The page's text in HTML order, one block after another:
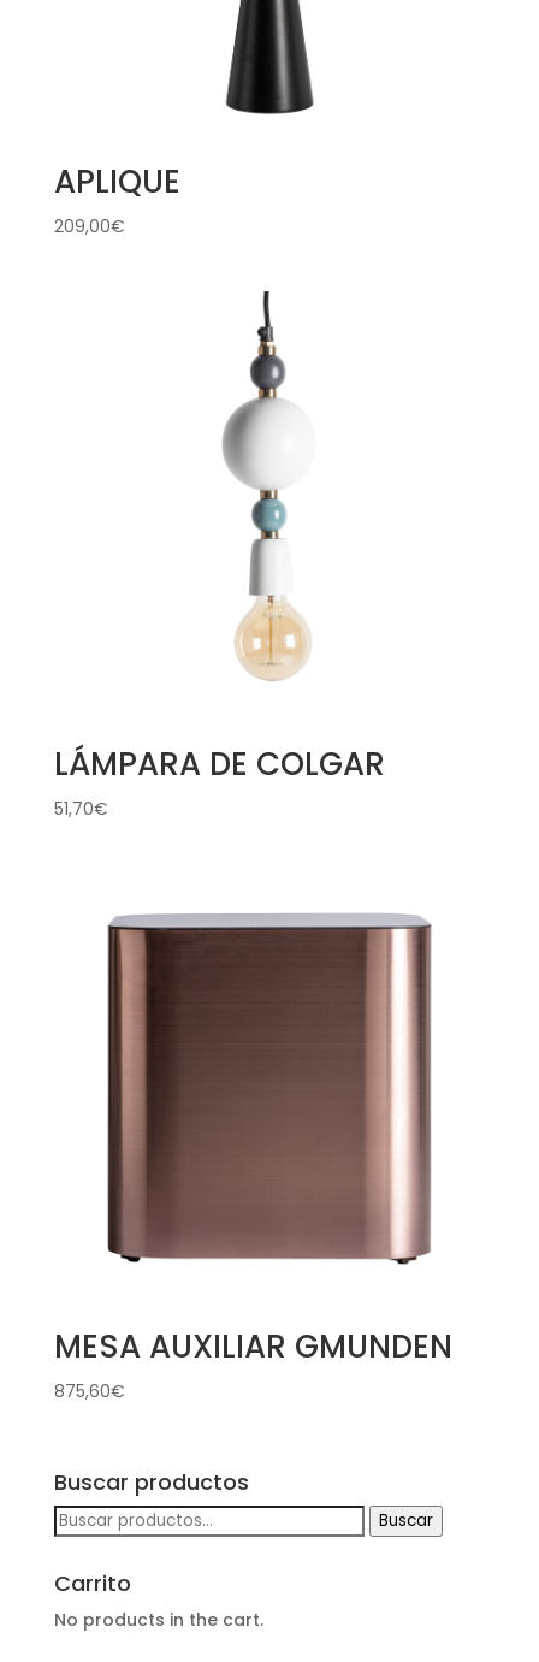
APLIQUE
209,00€
LÁMPARA DE COLGAR
51,70€
MESA AUXILIAR GMUNDEN
875,60€
Buscar productos
Buscar
por:
Buscar
Carrito
No products in the cart.